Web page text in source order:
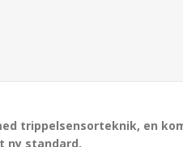
trippelsensorteknik, en
ny standard.